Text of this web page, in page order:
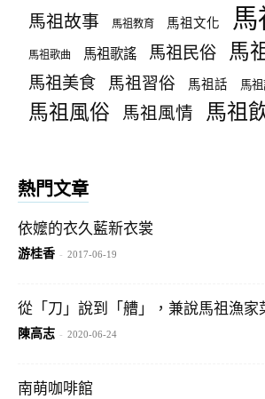
馬祖故事 馬祖教育 馬祖文化
馬祖歌曲 馬祖歌謠 馬祖民俗 馬
馬祖美食 馬祖習俗 馬祖話 馬
馬祖風俗 馬祖風情 馬祖
熱門文章
依嬤的衣久藍新衣裳
游桂香 - 2017-06-19
從「刀」說到「艚」，兼說馬祖漁家
陳高志 - 2020-06-24
南萌咖啡館